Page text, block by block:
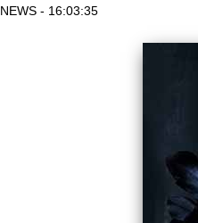
NEWS - 16:03:35